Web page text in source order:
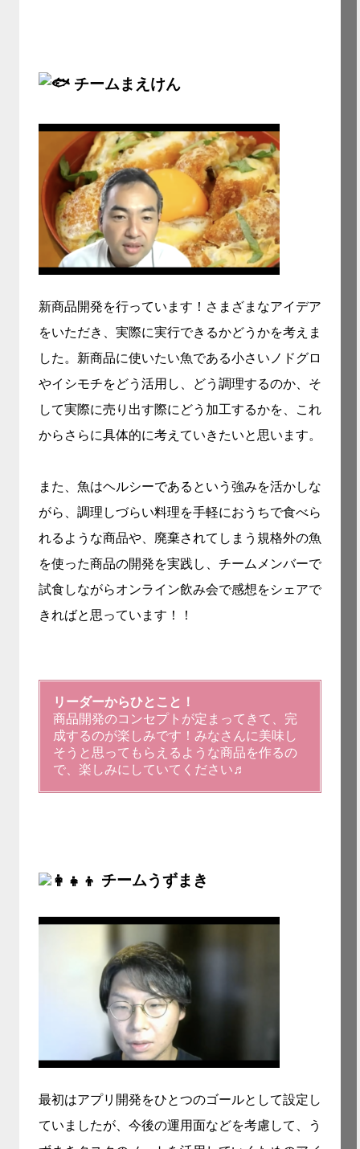
チームまえけん
新商品開発を行っています！さまざまなアイデア
をいただき、実際に実行できるかどうかを考えま
した。新商品に使いたい魚である小さいノドグロ
やイシモチをどう活用し、どう調理するのか、そ
して実際に売り出す際にどう加工するかを、これ
からさらに具体的に考えていきたいと思います。
また、魚はヘルシーであるという強みを活かしな
がら、調理しづらい料理を手軽におうちで食べら
れるような商品や、廃棄されてしまう規格外の魚
を使った商品の開発を実践し、チームメンバーで
試食しながらオンライン飲み会で感想をシェアで
きればと思っています！！
リーダーからひとこと！
商品開発のコンセプトが定まってきて、完
成するのが楽しみです！みなさんに美味し
そうと思ってもらえるような商品を作るの
で、楽しみにしていてください♬
チームうずまき
最初はアプリ開発をひとつのゴールとして設定し
ていましたが、今後の運用面などを考慮して、う